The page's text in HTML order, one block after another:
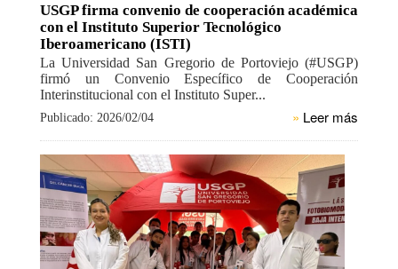
USGP firma convenio de cooperación académica
con el Instituto Superior Tecnológico
Iberoamericano (ISTI)
La Universidad San Gregorio de Portoviejo (#USGP)
firmó un Convenio Específico de Cooperación
Interinstitucional con el Instituto Super...
Publicado: 2026/02/04 » Leer más